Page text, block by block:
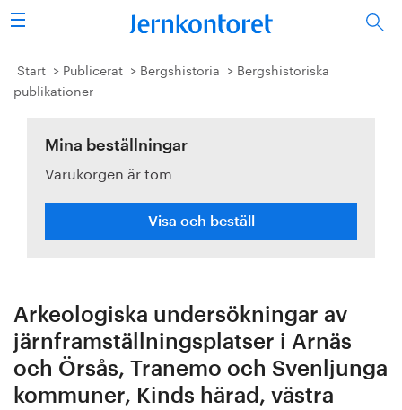
Sök
Stålindustrin
Forskning/utbildning
Energi/miljö
Vi tycker
Bildbank
Om oss
Start Publicerat Bergshistoria
Bergshistoriska
publikationer
Mina beställningar
Varukorgen är tom
Visa och beställ
Arkeologiska undersökningar av
järnframställningsplatser i Arnäs
och Örsås, Tranemo och Svenljunga
kommuner, Kinds härad, västra